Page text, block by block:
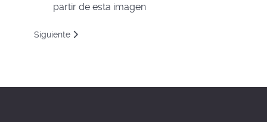
partir de esta imagen
Artículo siguiente: ¿Permutaciones o combinaciones?
Siguiente